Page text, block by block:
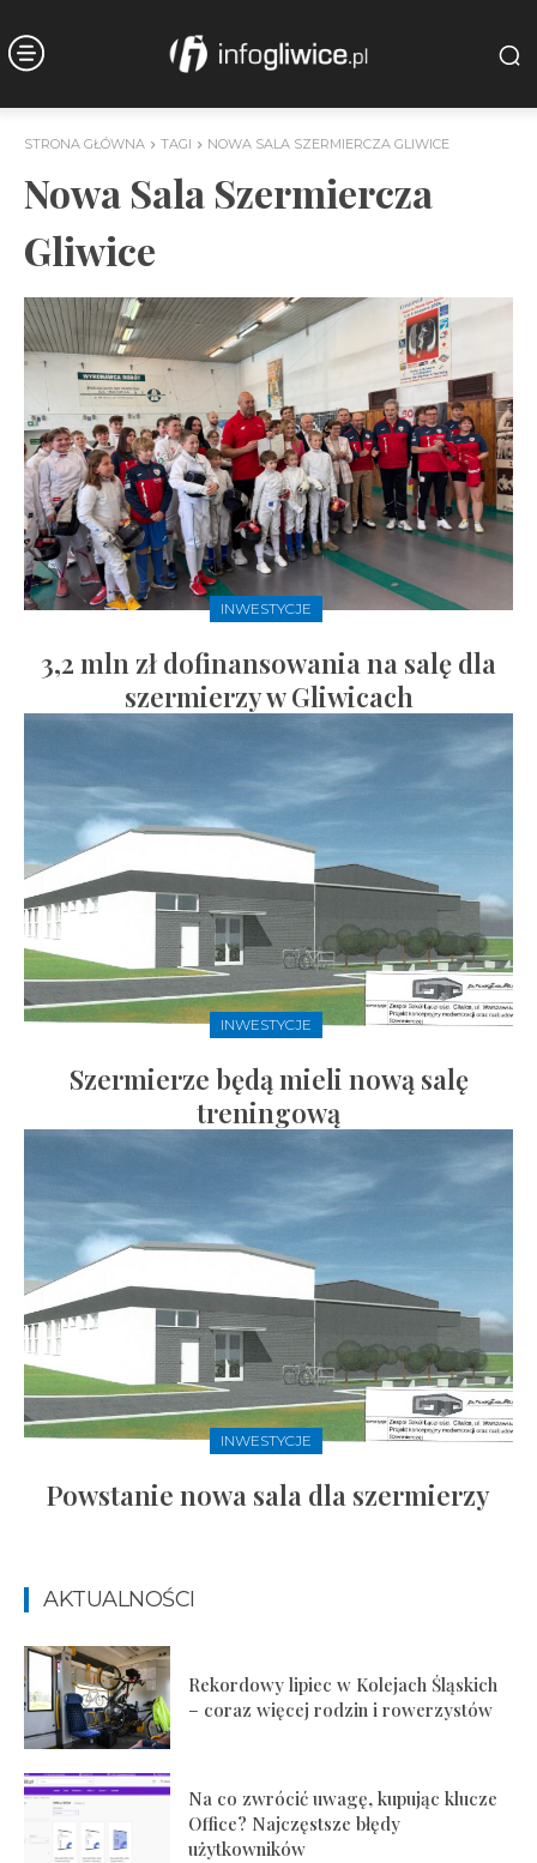
STRONA GŁÓWNA TAGI NOWA SALA SZERMIERCZA GLIWICE
Nowa Sala Szermiercza
Gliwice
INWESTYCJE
3,2 mln zł dofinansowania na salę dla
szermierzy w Gliwicach
INWESTYCJE
Szermierze będą mieli nową salę
treningową
INWESTYCJE
Powstanie nowa sala dla szermierzy
AKTUALNOŚCI
Rekordowy lipiec w Kolejach Śląskich
– coraz więcej rodzin i rowerzystów
Na co zwrócić uwagę, kupując klucze
Office? Najczęstsze błędy
użytkowników